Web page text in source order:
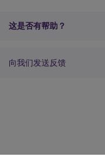
这是否有帮助？
向我们发送反馈